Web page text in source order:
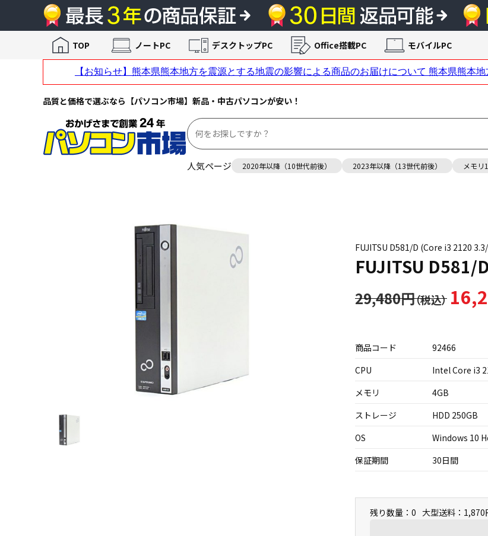
品質と価格で選ぶなら【パソコン市場】新品・中古パソコンが安い！
人気ページ 2020年以降（10世代前後） 2023年以降（13世代前後） メモリ
TOP ノートPC デスクトップPC Office搭載PC モバイルPC
FUJITSU D581/D (Core i3 2120
FUJITSU D581/D
29,480円
商品コード
92466
CPU
Intel Core i3
メモリ
4GB
ストレージ
HDD 250GB
OS
Windows 10
保証期間
30日間
残り数量：0 大型送料：